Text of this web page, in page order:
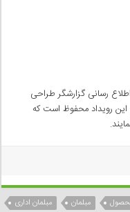
اطلاع رسانی گزارشگر طراحی
این رویداد محفوظ است که
مبلمان
مبلمان اداری